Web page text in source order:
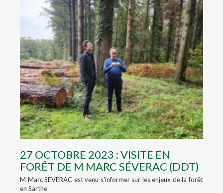
27 OCTOBRE 2023 : VISITE EN
FORÊT DE M MARC SÉVERAC (DDT)
M Marc SEVERAC est venu s'informer sur les enjeux de la forêt
en Sarthe